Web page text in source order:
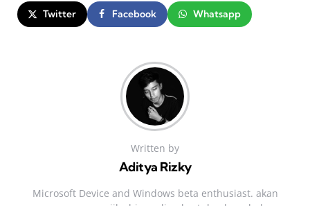
Twitter Facebook Whatsapp
Written by
Aditya Rizky
Microsoft Device and Windows beta enthusiast. akan